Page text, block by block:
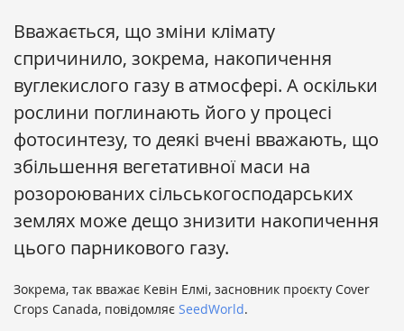
Вважається, що зміни клімату
спричинило, зокрема, накопичення
вуглекислого газу в атмосфері. А оскільки
рослини поглинають його у процесі
фотосинтезу, то деякі вчені вважають, що
збільшення вегетативної маси на
розороюваних сільськогосподарських
землях може дещо знизити накопичення
цього парникового газу.
Зокрема, так вважає Кевін Елмі, засновник проєкту Cover
Crops Canada, повідомляє SeedWorld.